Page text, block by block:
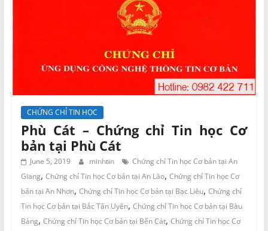
CHỨNG CHỈ TIN HỌC
Phù Cát – Chứng chỉ Tin học Cơ
bản tại Phù Cát
June 5, 2019 minhtin
Chứng chỉ Tin học Cơ bản tại An
Giang, Chứng chỉ Tin học Cơ bản tại An Lão, Chứng chỉ Tin học Cơ
bản tại An Nhơn, Chứng chỉ Tin học Cơ bản tại Bạc Liêu, Chứng chỉ
Tin học Cơ bản tại Bắc Tân Uyên, Chứng chỉ Tin học Cơ bản tại Bàu
Bàng, Chứng chỉ Tin học Cơ bản tại Bến Cát, Chứng chỉ Tin học Cơ